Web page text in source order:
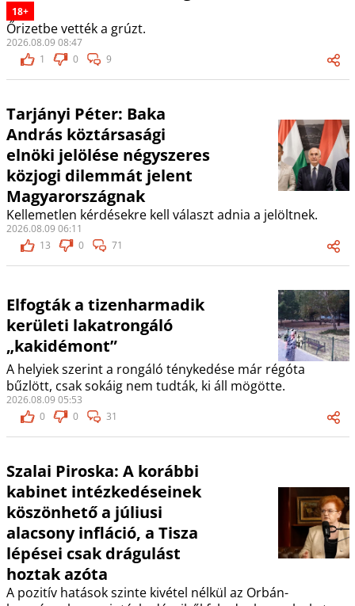
18+
Őrizetbe vették a grúzt.
2026.08.09 08:47
1
0 9
Tarjányi Péter: Baka
András köztársasági
elnöki jelölése négyszeres
közjogi dilemmát jelent
Magyarországnak
Kellemetlen kérdésekre kell választ adnia a jelöltnek.
2026.08.09 06:11
13
0 71
Elfogták a tizenharmadik
kerületi lakatrongáló
„kakidémont”
A helyiek szerint a rongáló ténykedése már régóta
bűzlött, csak sokáig nem tudták, ki áll mögötte.
2026.08.09 05:53
0
0 31
Szalai Piroska: A korábbi
kabinet intézkedéseinek
köszönhető a júliusi
alacsony infláció, a Tisza
lépései csak drágulást
hoztak azóta
A pozitív hatások szinte kivétel nélkül az Orbán-